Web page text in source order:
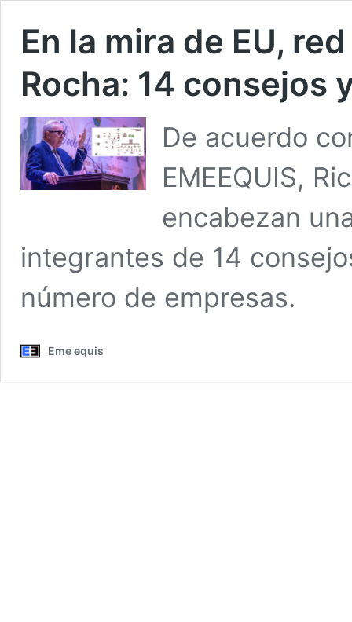
En la mira de EU,
Rocha: 14 consejos
De acuerdo
EMEEQUIS,
encabezan
integrantes de 14
número de empresas.
Eme equis